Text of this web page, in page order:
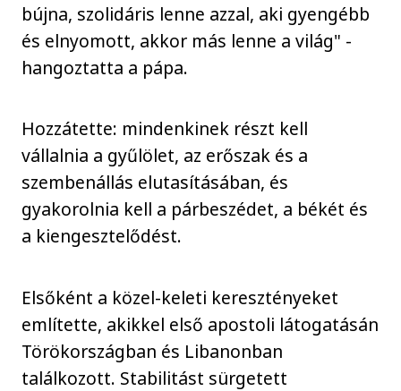
bújna, szolidáris lenne azzal, aki gyengébb
és elnyomott, akkor más lenne a világ" -
hangoztatta a pápa.
Hozzátette: mindenkinek részt kell
vállalnia a gyűlölet, az erőszak és a
szembenállás elutasításában, és
gyakorolnia kell a párbeszédet, a békét és
a kiengesztelődést.
Elsőként a közel-keleti keresztényeket
említette, akikkel első apostoli látogatásán
Törökországban és Libanonban
találkozott. Stabilitást sürgetett